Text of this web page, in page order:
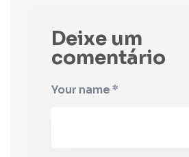
Deixe um
comentário
Your name *